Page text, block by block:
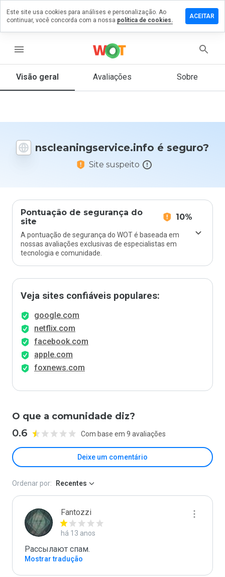
menu
Visão geral Avaliações Sobre
nscleaningservice.info é seguro?
Site suspeito
Pontuação de segurança do
site
10%
A pontuação de segurança do WOT é baseada em
nossas avaliações exclusivas de especialistas em
tecnologia e comunidade.
Veja sites confiáveis populares:
google.com
netflix.com
facebook.com
apple.com
foxnews.com
O que a comunidade diz?
0.6 Com base em 9 avaliações
Deixe um comentário
comentário
De 1
nota
daria
este
Ordenar por: Recentes
Fantozzi
há 13 anos
Рaссылают спам.
Mostrar tradução
Este site usa cookies para análises e personalização. Ao
continuar, você concorda com a nossa política de cookies.
ACEITAR